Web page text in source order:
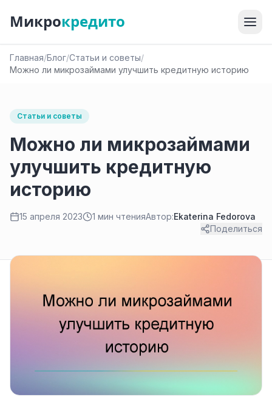
Микрокредито
Главная/Блог/Статьи и советы/
Можно ли микрозаймами улучшить кредитную историю
Статьи и советы
Можно ли микрозаймами
улучшить кредитную
историю
15 апреля 2023 1 мин чтенияАвтор:Ekaterina Fedorova
Поделиться